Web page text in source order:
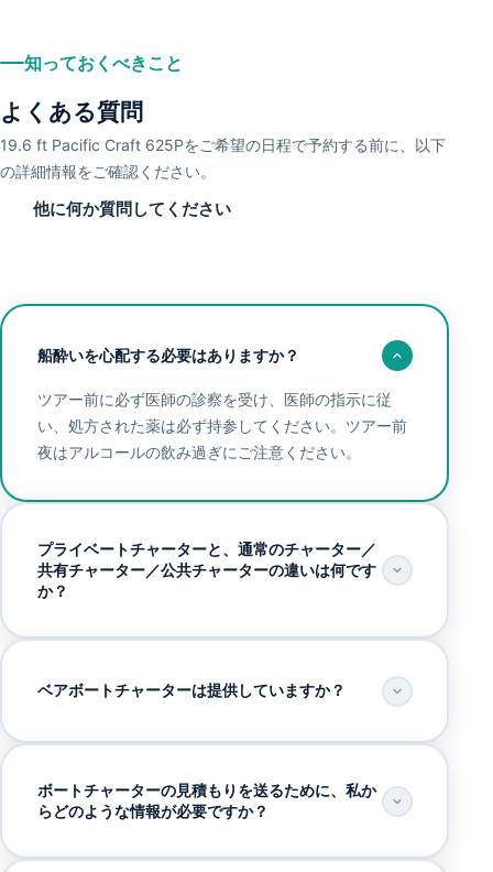
知っておくべきこと
よくある質問
19.6 ft Pacific Craft 625Pをご希望の日程で予約する前に、以下
の詳細情報をご確認ください。
他に何か質問してください
船酔いを心配する必要はありますか？
ツアー前に必ず医師の診察を受け、医師の指示に従
い、処方された薬は必ず持参してください。ツアー前
夜はアルコールの飲み過ぎにご注意ください。
プライベートチャーターと、通常のチャーター／
共有チャーター／公共チャーターの違いは何です
か？
ベアボートチャーターは提供していますか？
ボートチャーターの見積もりを送るために、私か
らどのような情報が必要ですか？